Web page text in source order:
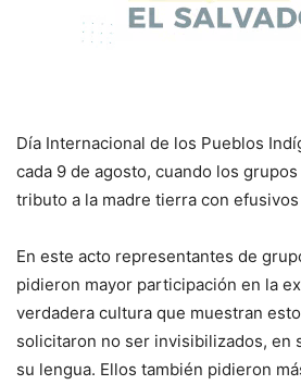
Día Internacional de los Pueblos
cada 9 de agosto, cuando los
tributo a la madre tierra con
En este acto representantes de
pidieron mayor participación en la
verdadera cultura que muestran
solicitaron no ser invisibilizados, en
su lengua. Ellos también pidieron